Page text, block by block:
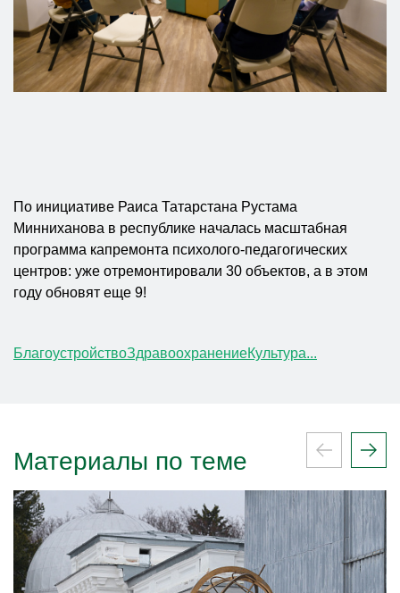
По инициативе Раиса Татарстана Рустама
Минниханова в республике началась масштабная
программа капремонта психолого-педагогических
центров: уже отремонтировали 30 объектов, а в этом
году обновят еще 9!
БлагоустройствоЗдравоохранениеКультура...
Материалы по теме